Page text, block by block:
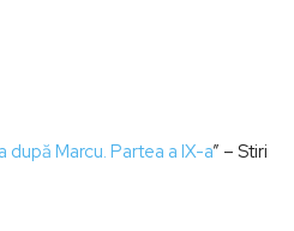
după Marcu. Partea a IX-a” – Stiri